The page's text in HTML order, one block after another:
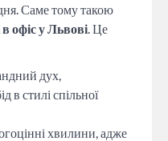
Саме тому такою
офіс у Львові . Це
дух,
в стилі спільної
хвилини, адже